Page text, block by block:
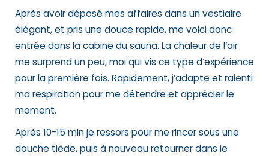
Après avoir déposé mes affaires dans un vestiaire
élégant, et pris une douce rapide, me voici donc
entrée dans la cabine du sauna. La chaleur de l’air
me surprend un peu, moi qui vis ce type d’expérience
pour la première fois. Rapidement, j’adapte et ralenti
ma respiration pour me détendre et apprécier le
moment.
Après 10-15 min je ressors pour me rincer sous une
douche tiède, puis à nouveau retourner dans le